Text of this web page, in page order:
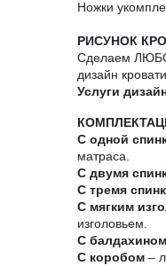
Ножки
РИСУНОК
Сделаем
дизайн
Услуги
С одной
матраса.
С двумя
С тремя
С мягким
изголовьем.
С балдахином
С коробом –